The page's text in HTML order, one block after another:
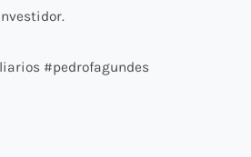
#pedrofagundes